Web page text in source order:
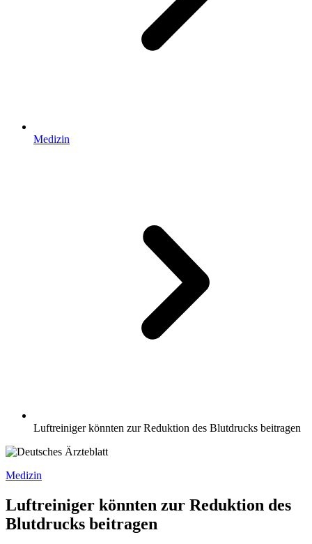
Medizin
Luftreiniger könnten zur Reduktion des Blutdrucks beitragen
Medizin
Luftreiniger könnten zur Reduktion des
Blutdrucks beitragen